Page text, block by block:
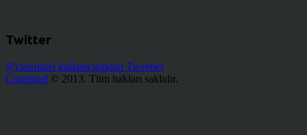
Twitter
@cinerituel kullanıcısından Tweetler
Cineritüel © 2013. Tüm hakları saklıdır.